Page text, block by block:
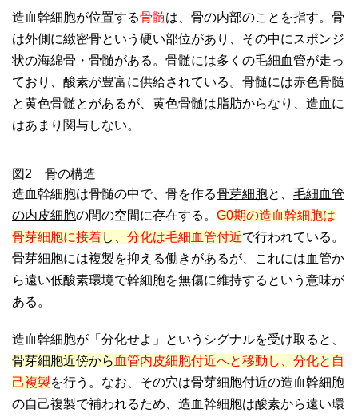
造血幹細胞が位置する骨髄は、骨の内部のことを指す。骨
は外側に緻密骨という硬い部位があり、その中にスポンジ
状の海綿骨・骨髄がある。骨髄には多くの毛細血管が走っ
ており、酸素が豊富に供給されている。骨髄には赤色骨髄
と黄色骨髄とがあるが、黄色骨髄は脂肪からなり、造血に
はあまり関与しない。
図2 骨の構造
造血幹細胞は骨髄の中で、骨を作る骨芽細胞と、 毛細血管
の内皮細胞の間の空間に存在する。 G0期の造血幹細胞は
骨芽細胞に接着し、 分化は毛細血管付近で行われている。
骨芽細胞には複製を抑える働きがあるが、これには血管か
ら遠い低酸素環境で幹細胞を無傷に維持するという意味が
ある。
造血幹細胞が「分化せよ」というシグナルを受け取ると、
骨芽細胞近傍から 血管内皮細胞付近へと移動し、分化と自
己複製を行う。なお、その穴は骨芽細胞付近の造血幹細胞
の自己複製で補われるため、造血幹細胞は酸素から遠い環